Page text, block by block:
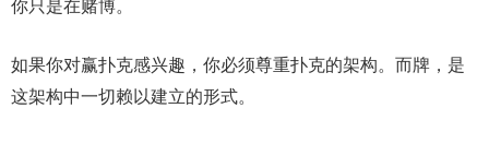
你只是在赌博。
如果你对赢扑克感兴趣，你必须尊重扑克的架构。而牌，是
这架构中一切赖以建立的形式。